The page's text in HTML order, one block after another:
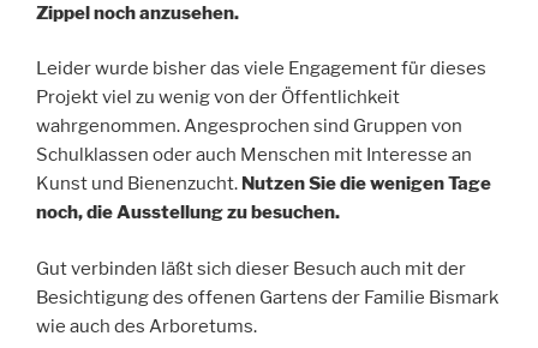
Zippel noch anzusehen.
Leider wurde bisher das viele Engagement für dieses
Projekt viel zu wenig von der Öffentlichkeit
wahrgenommen. Angesprochen sind Gruppen von
Schulklassen oder auch Menschen mit Interesse an
Kunst und Bienenzucht. Nutzen Sie die wenigen Tage
noch, die Ausstellung zu besuchen.
Gut verbinden läßt sich dieser Besuch auch mit der
Besichtigung des offenen Gartens der Familie Bismark
wie auch des Arboretums.